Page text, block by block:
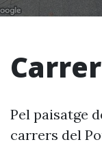
Pel paisatge
carrers del